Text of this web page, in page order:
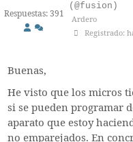
Respuestas: 391
(@fusion)
Ardero
Registrado:
Buenas,
He visto que los micros
si se pueden programar
aparato que estoy
no emparejados. En